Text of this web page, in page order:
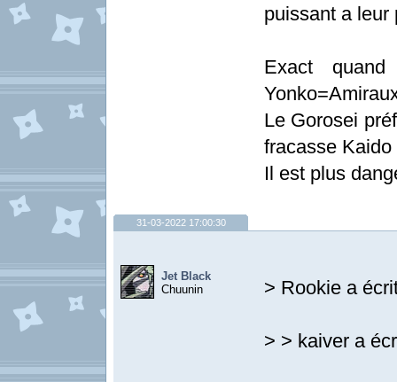
puissant a leur
Exact
Le Gorosei
fracasse Kaido
Il est plus
31-03-2022 17:00:30
Jet Black
Chuunin
> Rookie a
> > kaiver a